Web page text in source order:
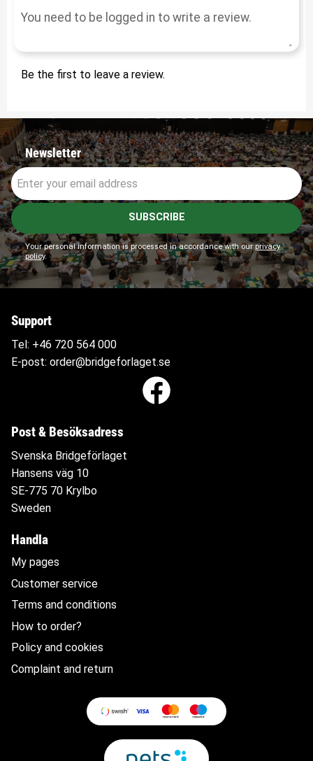
Be the first to leave a review.
Newsletter
SUBSCRIBE
Your personal information is processed in accordance with our privacy
policy.
Support
Tel: +46 720 564 000
E-post: order@bridgeforlaget.se
Post & Besöksadress
Svenska Bridgeförlaget
Hansens väg 10
SE-775 70 Krylbo
Sweden
Handla
My pages
Customer service
Terms and conditions
How to order?
Policy and cookies
Complaint and return